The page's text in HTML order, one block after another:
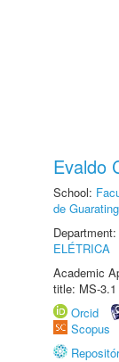
Evaldo
School:
de
Department:
ELÉTRICA
Academic
title: MS-3.1
Orcid
Scopus